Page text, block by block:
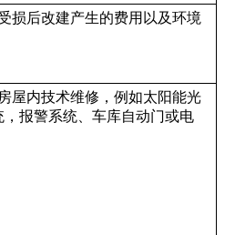
损后改建产生的费用以及环境
屋内技术维修，例如太阳能光
报警系统、车库自动门或电